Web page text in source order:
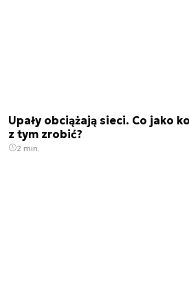
Upały obciążają sieci. Co jako
z tym zrobić?
2 min.